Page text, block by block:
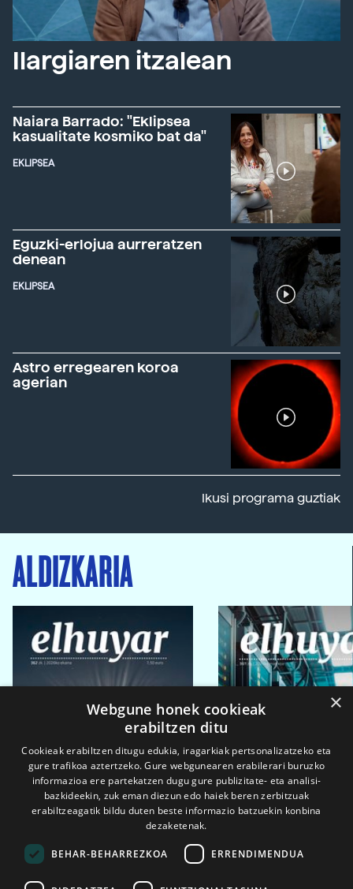
Ilargiaren itzalean
Naiara Barrado: "Eklipsea
kasualitate kosmiko bat da"
EKLIPSEA
Eguzki-erlojua aurreratzen
denean
EKLIPSEA
Astro erregearen koroa
agerian
Ikusi programa guztiak
ALDIZKARIA
×
Webgune honek cookieak
erabiltzen ditu
Cookieak erabiltzen ditugu edukia, iragarkiak pertsonalizatzeko eta
gure trafikoa aztertzeko. Gure webgunearen erabilerari buruzko
informazioa ere partekatzen dugu gure publizitate- eta analisi-
bazkideekin, zuk eman diezun edo haiek beren zerbitzuak
erabiltzeagatik bildu duten beste informazio batzuekin konbina
dezaketenak.
BEHAR-BEHARREZKOA ERRENDIMENDUA